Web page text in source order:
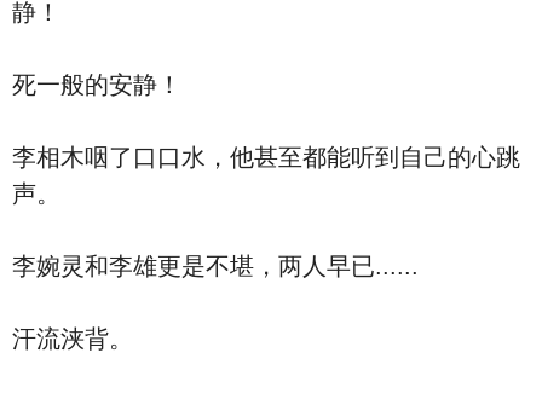
静！
死一般的安静！
李相木咽了口口水，他甚至都能听到自己的心跳
声。
李婉灵和李雄更是不堪，两人早已......
汗流浃背。